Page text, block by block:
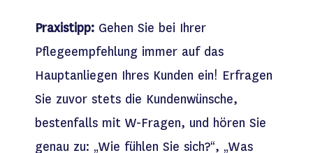
Praxistipp: Gehen Sie bei Ihrer
Pflegeempfehlung immer auf das
Hauptanliegen Ihres Kunden ein! Erfragen
Sie zuvor stets die Kundenwünsche,
bestenfalls mit W-Fragen, und hören Sie
genau zu: „Wie fühlen Sie sich?“, „Was